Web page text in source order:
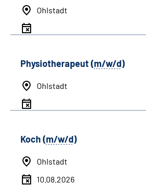
Ohlstadt
Physiotherapeut (m/w/d)
Ohlstadt
Koch (m/w/d)
Ohlstadt
10.08.2026